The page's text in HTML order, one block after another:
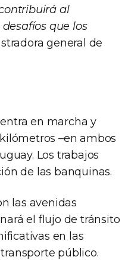
al
que los
general de
en marcha y
–en ambos
Los trabajos
de las banquinas.
las avenidas
el flujo de tránsito
en las
público.